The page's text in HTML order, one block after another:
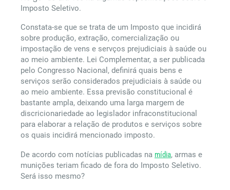
Imposto Seletivo.
Constata-se que se trata de um Imposto que incidirá
sobre produção, extração, comercialização ou
impostação de vens e servços prejudiciais à saúde ou
ao meio ambiente. Lei Complementar, a ser publicada
pelo Congresso Nacional, definirá quais bens e
serviços serão considerados prejudiciais à saúde ou
ao meio ambiente. Essa previsão constitucional é
bastante ampla, deixando uma larga margem de
discricionariedade ao legislador infraconstitucional
para elaborar a relação de produtos e serviços sobre
os quais incidirá mencionado imposto.
De acordo com notícias publicadas na mídia, armas e
munições teriam ficado de fora do Imposto Seletivo.
Será isso mesmo?